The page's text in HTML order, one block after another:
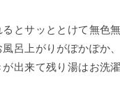
るとサッととけて無色
呂上がりがぽかぽか
出来て残り湯はお洗